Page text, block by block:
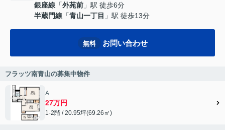
銀座線 「外苑前 」駅 徒歩6分
半蔵門線 「青山一丁目 」駅 徒歩13分
無料 お問い合わせ
フラッツ南青山の募集中物件
A
27万円
1-2階 / 20.95坪(69.26㎡)